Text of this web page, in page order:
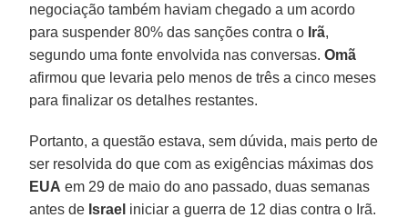
negociação também haviam chegado a um acordo
para suspender 80% das sanções contra o Irã,
segundo uma fonte envolvida nas conversas.Omã
afirmou que levaria pelo menos de três a cinco meses
para finalizar os detalhes restantes.
Portanto, a questão estava, sem dúvida, mais perto de
ser resolvida do que com as exigências máximas dos
EUA em 29 de maio do ano passado, duas semanas
antes de Israel iniciar a guerra de 12 dias contra o Irã.